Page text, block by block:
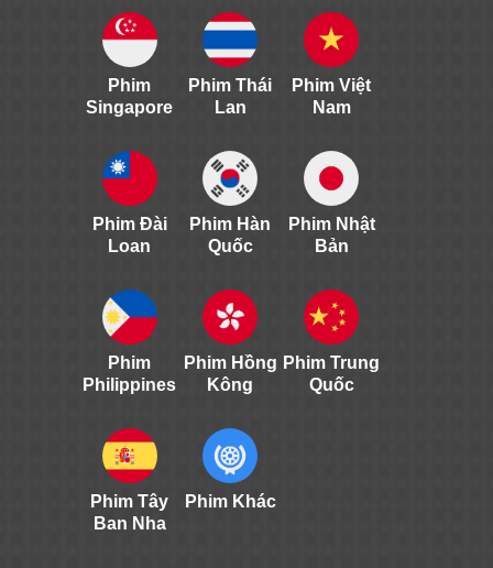
Phim
Singapore
Phim Thái
Lan
Phim Việt
Nam
Phim Đài
Loan
Phim Hàn
Quốc
Phim Nhật
Bản
Phim
Philippines
Phim Hồng
Kông
Phim Trung
Quốc
Phim Tây
Ban Nha
Phim Khác